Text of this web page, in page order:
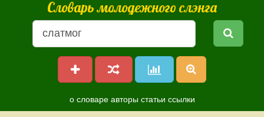
Словарь молодежного слэнга
о словаре авторы статьи ссылки